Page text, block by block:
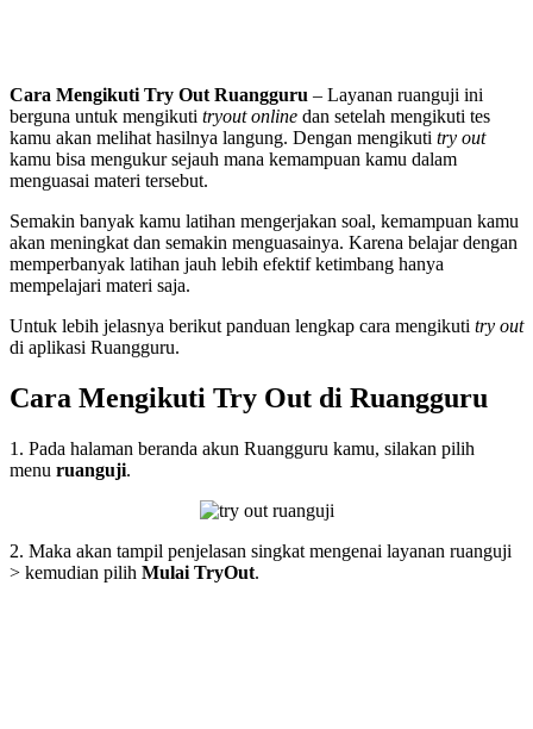
Cara Mengikuti Try Out Ruangguru – Layanan ruanguji ini
berguna untuk mengikuti tryout online dan setelah mengikuti tes
kamu akan melihat hasilnya langung. Dengan mengikuti try out
kamu bisa mengukur sejauh mana kemampuan kamu dalam
menguasai materi tersebut.
Semakin banyak kamu latihan mengerjakan soal, kemampuan kamu
akan meningkat dan semakin menguasainya. Karena belajar dengan
memperbanyak latihan jauh lebih efektif ketimbang hanya
mempelajari materi saja.
Untuk lebih jelasnya berikut panduan lengkap cara mengikuti try out
di aplikasi Ruangguru.
Cara Mengikuti Try Out di Ruangguru
1. Pada halaman beranda akun Ruangguru kamu, silakan pilih
menu ruanguji.
2. Maka akan tampil penjelasan singkat mengenai layanan ruanguji
> kemudian pilih Mulai TryOut.